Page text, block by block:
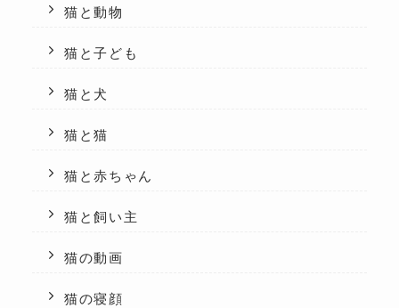
猫と動物
猫と子ども
猫と犬
猫と猫
猫と赤ちゃん
猫と飼い主
猫の動画
猫の寝顔